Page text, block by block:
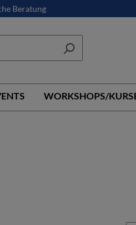
Beratung
WORKSHOPS/